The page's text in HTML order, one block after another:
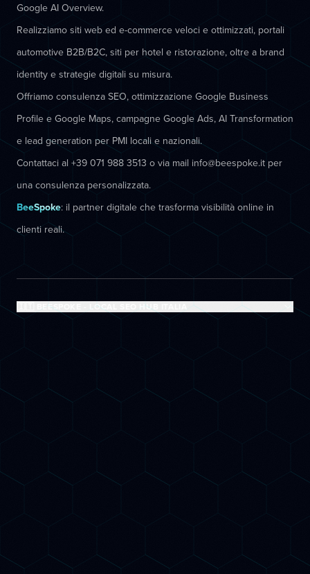
Google AI Overview.
Realizziamo siti web ed e-commerce veloci e ottimizzati, portali
automotive B2B/B2C, siti per hotel e ristorazione, oltre a brand
identity e strategie digitali su misura.
Offriamo consulenza SEO, ottimizzazione Google Business
Profile e Google Maps, campagne Google Ads, AI Transformation
e lead generation per PMI locali e nazionali.
Contattaci al +39 071 988 3513 o via mail info@beespoke.it per
una consulenza personalizzata.
BeeSpoke: il partner digitale che trasforma visibilità online in
clienti reali.
🇮🇹 BEESPOKE - LOCAL SEO HUB ITALIA